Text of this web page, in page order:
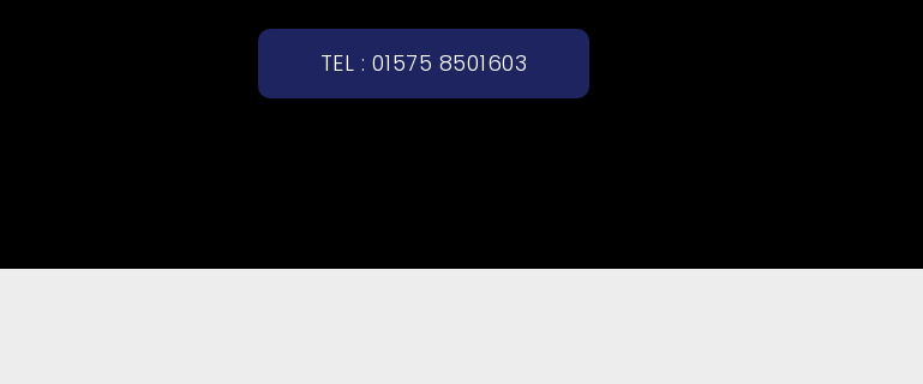
TEL : 01575 8501603